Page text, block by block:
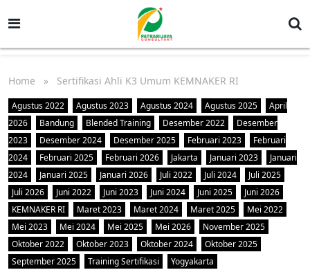
Home » Sertifikasi Ahli K3 Umum KEMNAKER RI
Agustus 2022 Agustus 2023 Agustus 2024 Agustus 2025
April
2026
Bandung Blended Training Desember 2022
Desember
2023
Desember 2024 Desember 2025 Februari 2023
Februari
2024
Februari 2025 Februari 2026 Jakarta Januari 2023
Januari
2024
Januari 2025 Januari 2026 Juli 2022 Juli 2024
Juli 2025
Juli 2026
Juni 2022 Juni 2023 Juni 2024 Juni 2025
Juni 2026
KEMNAKER RI
Maret 2023 Maret 2024 Maret 2025
Mei 2022
Mei 2023
Mei 2024 Mei 2025 Mei 2026
November 2025
Oktober 2022
Oktober 2023 Oktober 2024
Oktober 2025
September 2025
Training Sertifikasi Yogyakarta